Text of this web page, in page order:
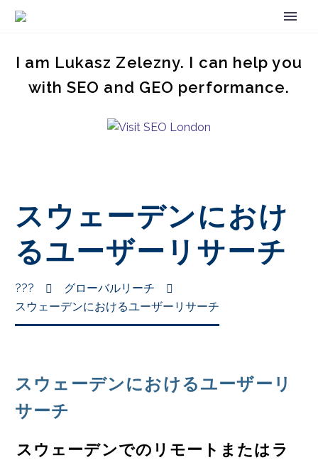
I am Lukasz Zelezny. I can help you
with SEO and GEO performance.
スウェーデンにおけ
るユーザーリサーチ
???
グローバルリーチ
スウェーデンにおけるユーザーリサーチ
スウェーデンにおけるユーザーリ
サーチ
スウェーデンでのリモートまたはラ